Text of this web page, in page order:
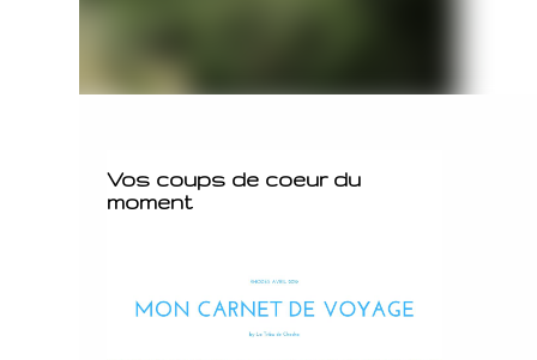
Vos coups de coeur du
moment